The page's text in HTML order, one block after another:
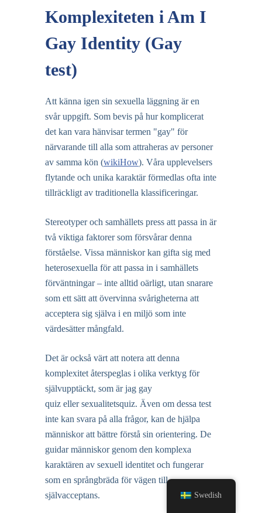
Komplexiteten i Am I
Gay Identity (Gay
test)
Att känna igen sin sexuella läggning är en
svår uppgift. Som bevis på hur komplicerat
det kan vara hänvisar termen "gay" för
närvarande till alla som attraheras av personer
av samma kön (wikiHow). Våra upplevelsers
flytande och unika karaktär förmedlas ofta inte
tillräckligt av traditionella klassificeringar.
Stereotyper och samhällets press att passa in är
två viktiga faktorer som försvårar denna
förståelse. Vissa människor kan gifta sig med
heterosexuella för att passa in i samhällets
förväntningar – inte alltid oärligt, utan snarare
som ett sätt att övervinna svårigheterna att
acceptera sig själva i en miljö som inte
värdesätter mångfald.
Det är också värt att notera att denna
komplexitet återspeglas i olika verktyg för
självupptäckt, somär jag gay
quiz ellersexualitetsquiz. Även om dessa test
inte kan svara på alla frågor, kan de hjälpa
människor att bättre förstå sin orientering. De
guidar människor genom den komplexa
karaktären av sexuell identitet och fungerar
som en språngbräda för vägen till
självacceptans.
Swedish